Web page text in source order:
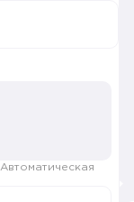
Автоматическая